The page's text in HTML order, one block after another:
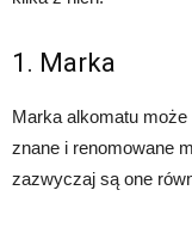
1. Marka
Marka alkomatu
znane i renomowane
zazwyczaj są one